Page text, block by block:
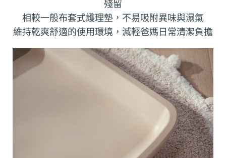
殘留
相較一般布套式護理墊，不易吸附異味與濕氣
維持乾爽舒適的使用環境，減輕爸媽日常清潔負擔